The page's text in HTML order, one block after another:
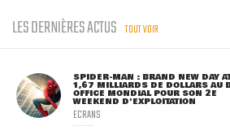
LES DERNIÈRES ACTUS TOUT VOIR
SPIDER-MAN : BRAND NEW DAY
1,67 MILLIARDS DE DOLLARS AU
OFFICE MONDIAL POUR SON 2E
WEEKEND D'EXPLOITATION
ECRANS